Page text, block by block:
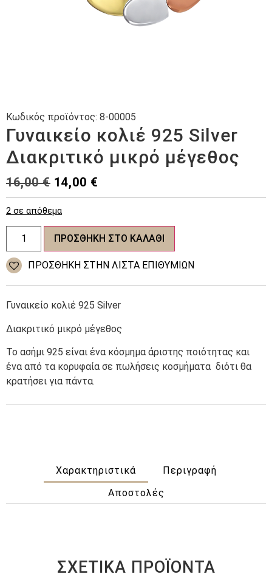
Γυναικείο κολιέ 925 Silver
Διακριτικό μικρό μέγεθος
16,00€ Original
price
was:
16,00 €.
14,00 €
τρέχουσα
είναι:
14,00 €.
Γυναικείο κολιέ 925 Silver
Διακριτικό μικρό μέγεθος
Το ασήμι 925 είναι ένα κόσμημα άριστης ποιότητας και
ένα από τα κορυφαία σε πωλήσεις κοσμήματα διότι θα
κρατήσει για πάντα.
2 σε απόθεμα
Γυναικείο
κολιέ
925
Silver
Διακριτικό
μέγεθος
ποσότητα
ΠΡΟΣΘΉΚΗ ΣΤΟ ΚΑΛΆΘΙ
ΠΡΌΣΘΉΚΗ ΣΤΗΝ ΛΊΣΤΑ ΕΠΙΘΥΜΙΏΝ
Κωδικός προϊόντος: 8-00005
Χαρακτηριστικά
Περιγραφή
Αποστολές
ΣΧΕΤΙΚΆ ΠΡΟΪΌΝΤΑ